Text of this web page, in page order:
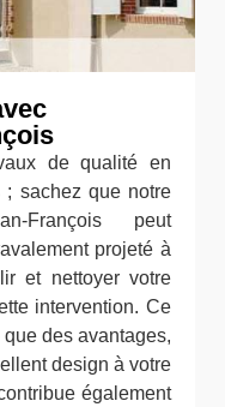
de qualité en
; sachez que notre
François peut
projeté à
et nettoyer votre
intervention. Ce
des avantages,
design à votre
également